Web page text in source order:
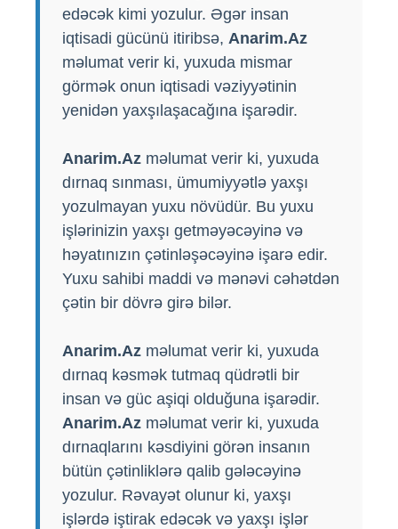
edəcək kimi yozulur. Əgər insan
iqtisadi gücünü itiribsə, Anarim.Az
məlumat verir ki, yuxuda mismar
görmək onun iqtisadi vəziyyətinin
yenidən yaxşılaşacağına işarədir.
Anarim.Az məlumat verir ki, yuxuda
dırnaq sınması, ümumiyyətlə yaxşı
yozulmayan yuxu növüdür. Bu yuxu
işlərinizin yaxşı getməyəcəyinə və
həyatınızın çətinləşəcəyinə işarə edir.
Yuxu sahibi maddi və mənəvi cəhətdən
çətin bir dövrə girə bilər.
Anarim.Az məlumat verir ki, yuxuda
dırnaq kəsmək tutmaq qüdrətli bir
insan və güc aşiqi olduğuna işarədir.
Anarim.Az məlumat verir ki, yuxuda
dırnaqlarını kəsdiyini görən insanın
bütün çətinliklərə qalib gələcəyinə
yozulur. Rəvayət olunur ki, yaxşı
işlərdə iştirak edəcək və yaxşı işlər